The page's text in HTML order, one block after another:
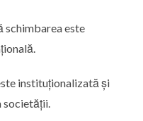
schimbarea este
instituționalizată și
societății.